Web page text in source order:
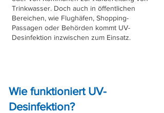
Trinkwasser. Doch auch in öffentlichen
Bereichen, wie Flughäfen, Shopping-
Passagen oder Behörden kommt UV-
Desinfektion inzwischen zum Einsatz.
Wie funktioniert UV-
Desinfektion?